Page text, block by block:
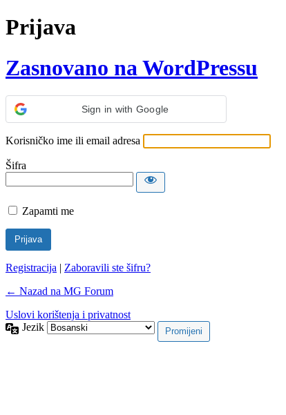
Prijava
Zasnovano na WordPressu
Sign in with Google
Korisničko ime ili email adresa
Šifra
Zapamti me
Registracija | Zaboravili ste šifru?
← Nazad na MG Forum
Uslovi korištenja i privatnost
Jezik